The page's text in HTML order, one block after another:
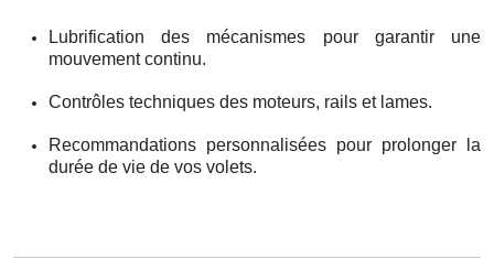
Lubrification des mécanismes pour garantir une
mouvement continu.
Contrôles techniques des moteurs, rails et lames.
Recommandations personnalisées pour prolonger la
durée de vie de vos volets.